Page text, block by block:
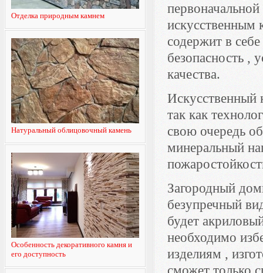
Отделка природным камнем
Натуральный облицовочный камень
Особенность декоративного камня и
его доступность
искусственным
содержит в
безопасность ,
качества.
Искусственный
так как
свою очередь
минеральный
Загородный
безупречный
будет
необходимо
изделиям ,